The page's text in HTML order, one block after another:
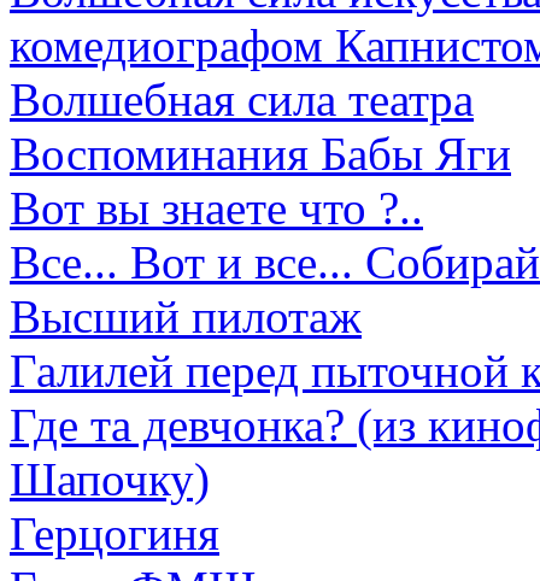
комедиографом
Волшебная сила театра
Воспоминания Бабы Яги
Вот вы знаете что ?..
Все... Вот и все...
Высший пилотаж
Галилей перед пыточной
Где та девчонка? (из
Шапочку)
Герцогиня